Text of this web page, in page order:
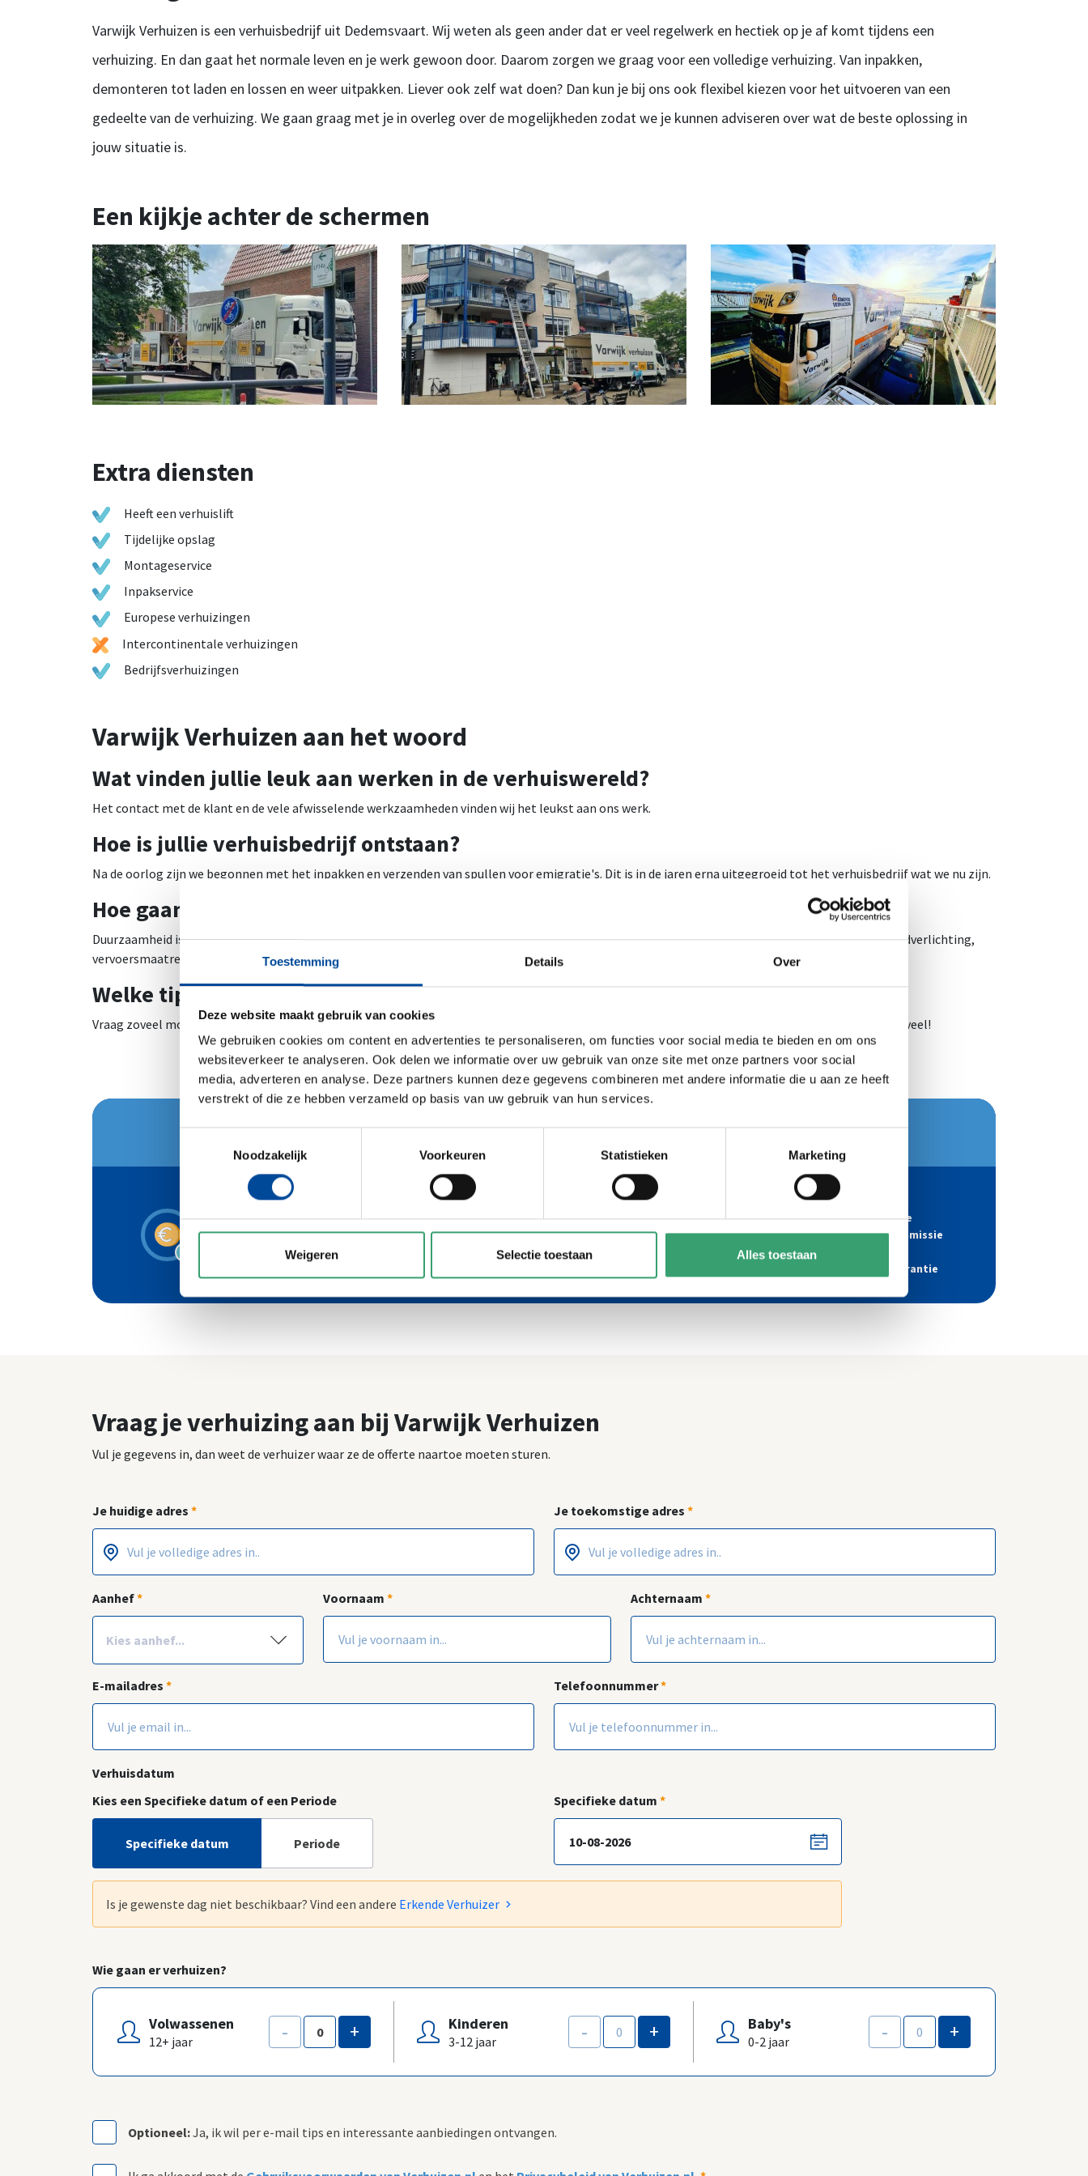
Toestemming Details Over
Deze website maakt gebruik van cookies
We gebruiken cookies om content en advertenties te personaliseren, om functies voor social media te bieden en om ons
websiteverkeer te analyseren. Ook delen we informatie over uw gebruik van onze site met onze partners voor social
media, adverteren en analyse. Deze partners kunnen deze gegevens combineren met andere informatie die u aan ze heeft
verstrekt of die ze hebben verzameld op basis van uw gebruik van hun services.
Noodzakelijk
Voorkeuren Statistieken Marketing
Weigeren Selectie toestaan Alles toestaan
Varwijk Verhuizen is een verhuisbedrijf uit Dedemsvaart. Wij weten als geen ander dat er veel regelwerk en hectiek op je af komt tijdens een
verhuizing. En dan gaat het normale leven en je werk gewoon door. Daarom zorgen we graag voor een volledige verhuizing. Van inpakken,
demonteren tot laden en lossen en weer uitpakken. Liever ook zelf wat doen? Dan kun je bij ons ook flexibel kiezen voor het uitvoeren van een
gedeelte van de verhuizing. We gaan graag met je in overleg over de mogelijkheden zodat we je kunnen adviseren over wat de beste oplossing in
jouw situatie is.
Een kijkje achter de schermen
Extra diensten
Heeft een verhuislift
Tijdelijke opslag
Montageservice
Inpakservice
Europese verhuizingen
Intercontinentale verhuizingen
Bedrijfsverhuizingen
Varwijk Verhuizen aan het woord
Wat vinden jullie leuk aan werken in de verhuiswereld?
Het contact met de klant en de vele afwisselende werkzaamheden vinden wij het leukst aan ons werk.
Hoe is jullie verhuisbedrijf ontstaan?
Na de oorlog zijn we begonnen met het inpakken en verzenden van spullen voor emigratie's. Dit is in de jaren erna uitgegroeid tot het verhuisbedrijf wat we nu zijn.
Hoe gaan jullie om met duurzaamheid?
Duurzaamheid is een belangrijk onderdeel van onze bedrijfsstrategie. We kijken voortdurend hoe we kunnen verbeteren. Denk aan zonnepanelen, ledverlichting,
vervoersmaatregelen en verpakkingsmaterialen.
Welke tip geven jullie iemand die binnenkort gaat verhuizen?
Vraag zoveel mogelijk advies. Verhuisbedrijven zijn er om je te helpen! En probeer niet te veel spullen in één doos te proppen, gebruik er liever 10 te veel!
De 4 garanties van Erkende Verhuizers
Garantiecertificaat
(tot €100.000,-
Verhuis- en aanbetalingsgarantie
Opgeleid en
gecertificeerd
4
Recht op
onafhankelijke
geschillencommissie
nakomingsgarantie
Vraag je verhuizing aan bij Varwijk Verhuizen
Vul je gegevens in, dan weet de verhuizer waar ze de offerte naartoe moeten sturen.
Je huidige adres *
Postcode*
Huisnummer
Je toekomstige adres *
Aanhef* Voornaam * Achternaam *
E-mailadres * Telefoonnummer*
Verhuisdatum
Kies een Specifieke datum of een Periode
Specifieke datum Periode
Specifieke datum *
Is je gewenste dag niet beschikbaar? Vind een andere Erkende Verhuizer
Wie gaan er verhuizen?
Volwassenen
12+ jaar - + Kinderen
3-12 jaar - + Baby's
0-2 jaar - +
Optioneel:Ja, ik wil per e-mail tips en interessante aanbiedingen ontvangen.